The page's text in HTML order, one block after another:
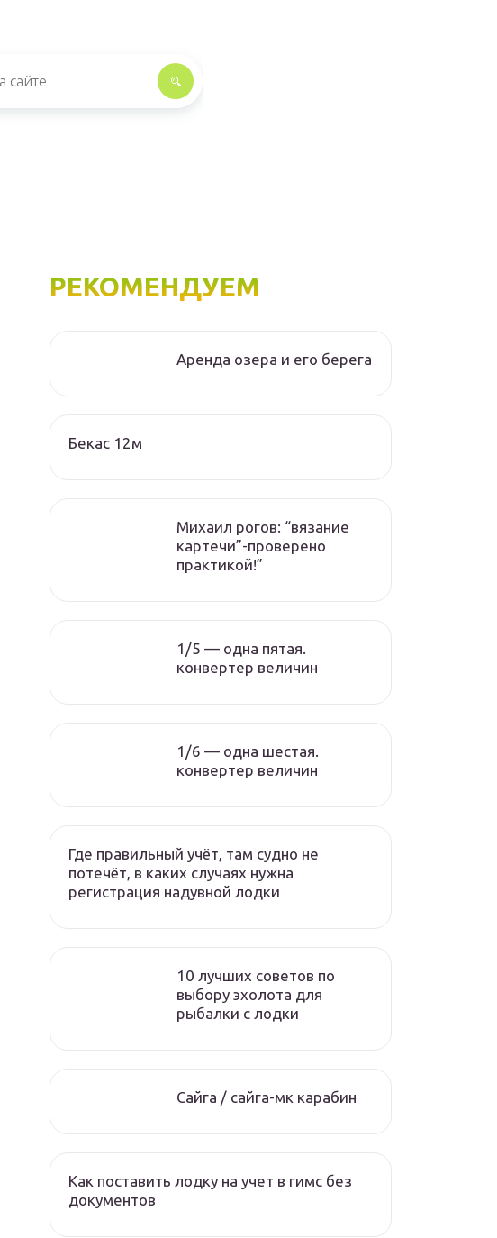
РЕКОМЕНДУЕМ
Аренда озера и его берега
Бекас 12м
Михаил рогов: “вязание
картечи”-проверено
практикой!”
1/5 — одна пятая.
конвертер величин
1/6 — одна шестая.
конвертер величин
Где правильный учёт, там судно не
потечёт, в каких случаях нужна
регистрация надувной лодки
10 лучших советов по
выбору эхолота для
рыбалки с лодки
Сайга / сайга-мк карабин
Как поставить лодку на учет в гимс без
документов